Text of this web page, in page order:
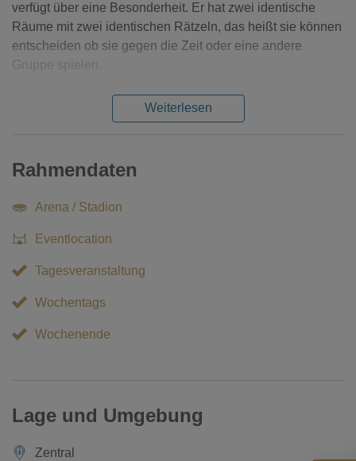
verfügt über eine Besonderheit. Er hat zwei identische
Räume mit zwei identischen Rätzeln, das heißt sie können
entscheiden ob sie gegen die Zeit oder eine andere
Gruppe spielen.
Weiterlesen
Rahmendaten
Arena / Stadion
Eventlocation
Tagesveranstaltung
Wochentags
Wochenende
Lage und Umgebung
Zentral